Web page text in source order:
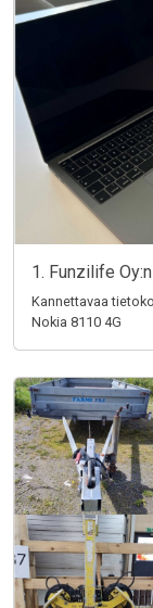
1. Funzilife
Kannettavaa
Nokia 8110 4G